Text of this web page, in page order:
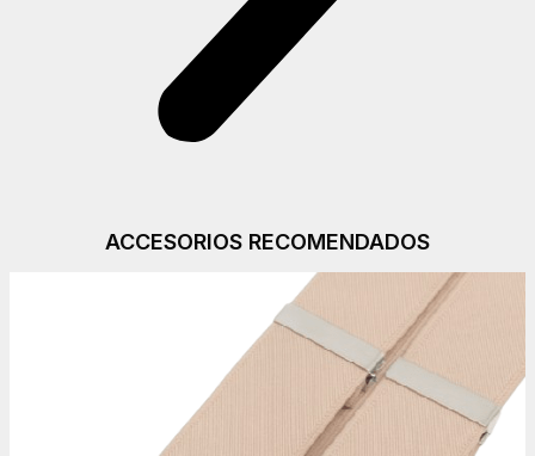
ACCESORIOS RECOMENDADOS